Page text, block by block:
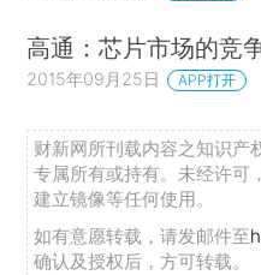
高通：芯片市场的竞
2015年09月25日 APP打开
财新网所刊载内容之知识产
专属所有或持有。未经许可
建立镜像等任何使用。
如有意愿转载，请发邮件至
确认及授权后，方可转载。